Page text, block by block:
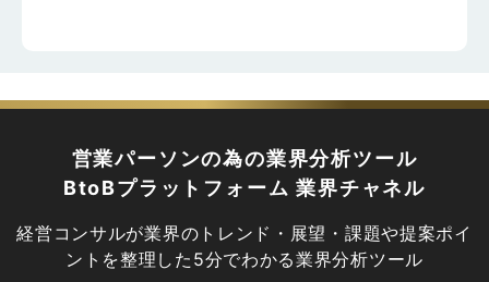
営業パーソンの為の業界分析ツール
BtoBプラットフォーム 業界チャネル
経営コンサルが業界のトレンド・展望・課題や提案ポイ
ントを整理した5分でわかる業界分析ツール